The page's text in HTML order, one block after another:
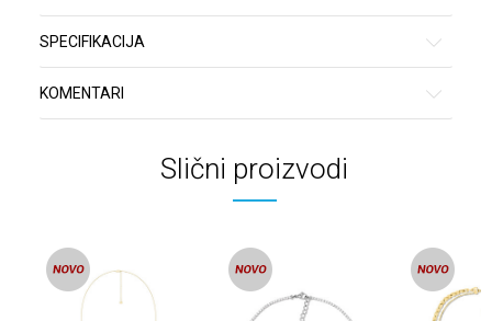
SPECIFIKACIJA
KOMENTARI
Slični proizvodi